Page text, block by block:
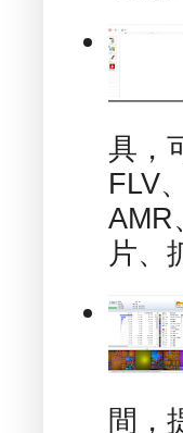
具，
FLV
AMR
片、
間，